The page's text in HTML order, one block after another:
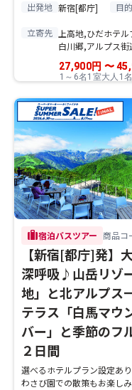
出発地 新宿[都庁] 目
立寄先
上高地,ひだホテ
白川郷,アルプス街
27,900円 〜
1～6名1室大人1
trip宿泊バスツアー 商品コ
【新宿[都庁]発】
深呼吸♪山岳リゾ
地」と北アルプス
テラス「白馬マウ
バー」と季節のフ
２日間
選べるホテルプラン設定あ
わさび園での散策もお楽し